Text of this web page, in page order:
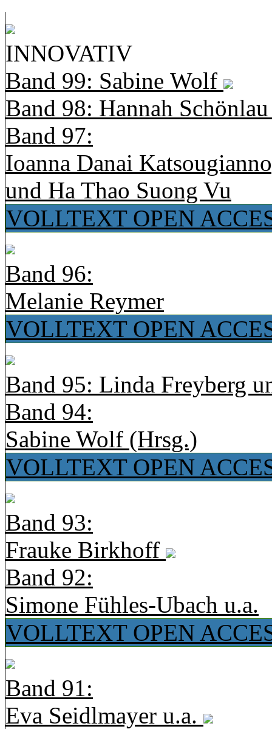
INNOVATIV
Band 99: Sabine Wolf
Band 98: Hannah
Band 97:
Ioanna Danai
und Ha Thao Suong Vu
VOLLTEXT OPEN
Band 96:
Melanie Reymer
VOLLTEXT OPEN
Band 95: Linda Freyberg
Band 94:
Sabine Wolf (Hrsg.)
VOLLTEXT OPEN
Band 93:
Frauke Birkhoff
Band 92:
Simone Fühles-Ubach u.a.
VOLLTEXT OPEN
Band 91:
Eva Seidlmayer u.a.